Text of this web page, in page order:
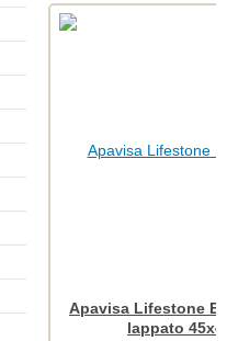
Apavisa Lifestone
lappato